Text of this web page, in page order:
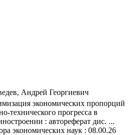
Андрей Георгиевич
экономических пропорций
технического прогресса в
: автореферат дис. ...
экономических наук : 08.00.26